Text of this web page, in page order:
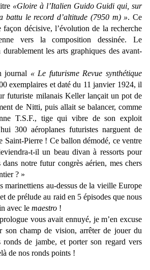
«Gloire à l’Italien Guido Guidi qui, sur
battu le record d’altitude (7950 m) ». Ce
façon décisive, l’évolution de la recherche
vers la composition dessinée. Le
les arts graphiques des avant-
journal « Le futurisme Revue synthétique
exemplaires et daté du 11 janvier 1924, il
futuriste milanais Keller lançait un pot de
de Nitti, puis allait se balancer, comme
T.S.F., tige qui vibre de son exploit
300 aéroplanes futuristes narguent de
Saint-Pierre ! Ce ballon démodé, ce ventre
t-il un beau divan à ressorts pour
dans notre futur congrès aérien, mes chers
? »
marinettiens au-dessus de la vieille Europe
de prélude au raid en 5 épisodes que nous
avec le maestro !
vous avait ennuyé, je m’en excuse
champ de vision, arrêter de jouer du
ronds de jambe, et porter son regard vers
de nos ronds points !